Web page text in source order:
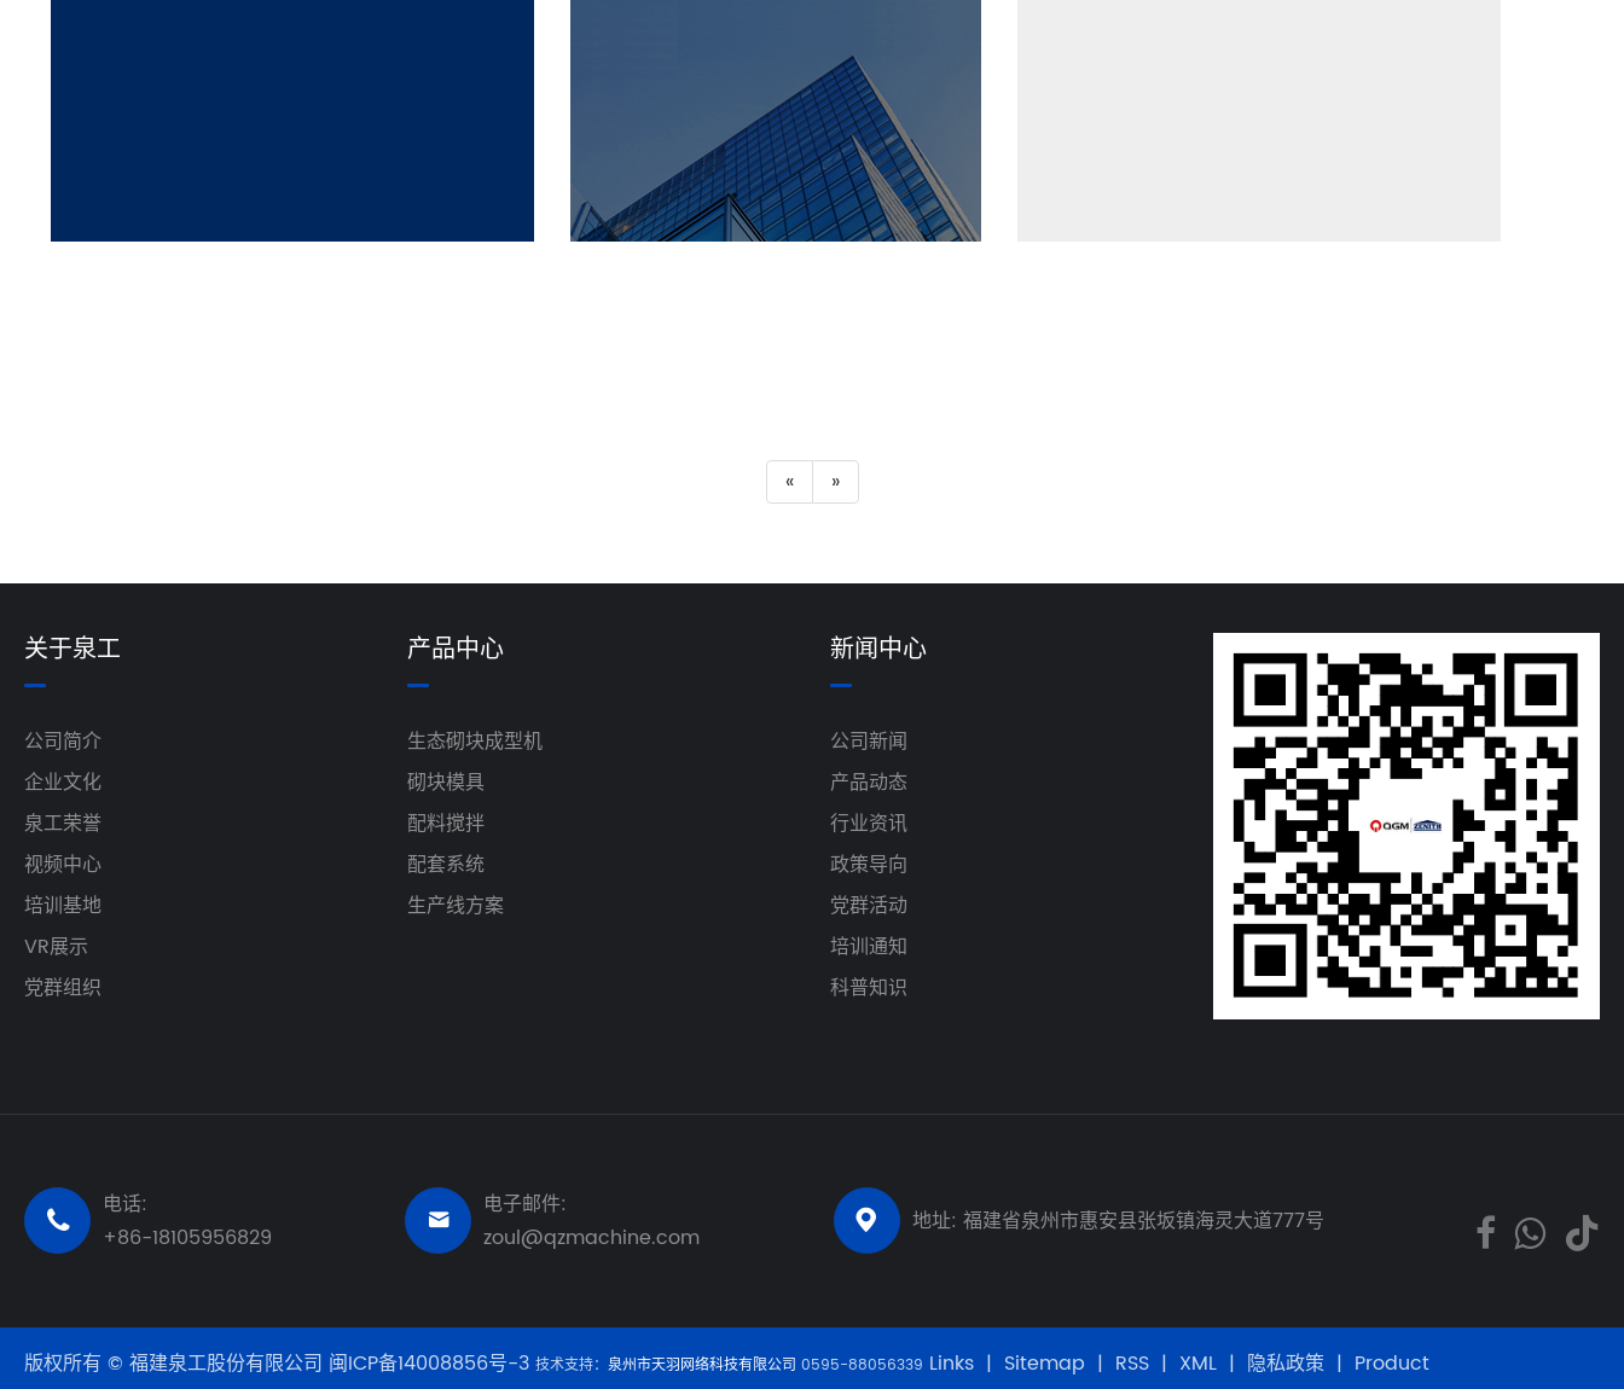
« »
关于泉工
公司简介
企业文化
泉工荣誉
视频中心
培训基地
VR展示
党群组织
产品中心
生态砌块成型机
砌块模具
配料搅拌
配套系统
生产线方案
新闻中心
公司新闻
产品动态
行业资讯
政策导向
党群活动
培训通知
科普知识

电话:
+86-18105956829

电子邮件:
zoul@qzmachine.com
 地址: 福建省泉州市惠安县张坂镇海灵大道777号
版权所有 © 福建泉工股份有限公司 闽ICP备14008856号-3 技术支持： 泉州市天羽网络科技有限公司 0595-88056339 Links | Sitemap | RSS | XML | 隐私政策 | Product